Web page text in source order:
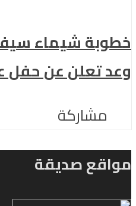
خطوبة شيماء
وعد تعلن عن حفل
مشاركة
مواقع صديقة